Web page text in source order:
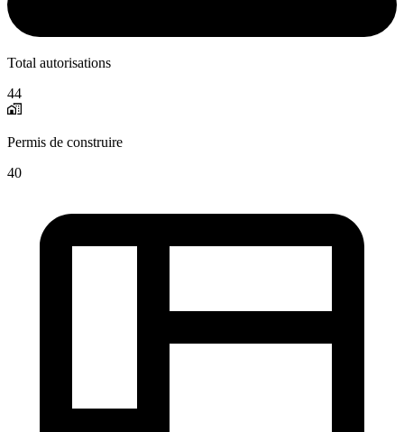
Total autorisations
44
Permis de construire
40